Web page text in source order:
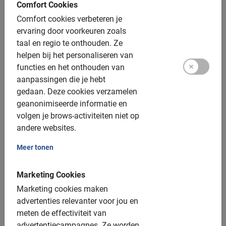
Comfort Cookies
Comfort cookies verbeteren je
ervaring door voorkeuren zoals
taal en regio te onthouden. Ze
helpen bij het personaliseren van
functies en het onthouden van
aanpassingen die je hebt
gedaan. Deze cookies verzamelen
geanonimiseerde informatie en
volgen je brows-activiteiten niet op
andere websites.
Meer tonen
Marketing Cookies
Marketing cookies maken
advertenties relevanter voor jou en
meten de effectiviteit van
Athene, Highlights Tour
Hele leuke tour gehad met ***. Ze wist veel en had boeiende
verhalen. Petje af voor deze 20-jarige stagiaire.
Reinout, 11 maart 2026
Berlijn, Highlights Tour
Super gids en uitleg eerste maal Baja bikes, maar zal niet de
laatste x zijn!
Martin, 8 maart 2026
Gent, Highlights Tour
*** heeft ons (groep van 5) een leuke toer gegeven door
Gent. Weet veel te vertellen. De toer gaat niet door het
centrum met alle hotspots maar daar meer omheen i.c.m.
De mountainbikes waren in zeer goede staat. Erg goed
Willem, 5 maart 2026
Barcelona, Highlights Tour
Hele leuke tour gehad met *** als gids. Hij kon veel vertellen